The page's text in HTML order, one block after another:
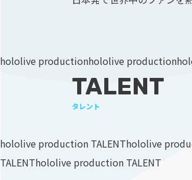
hololive productionhololive production
TALENT
タレント
hololive production TALENThololive
TALENThololive production TALENT